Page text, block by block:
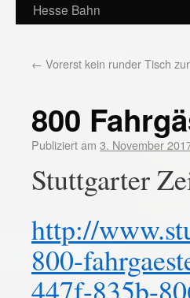
Hesse Bahn
← Vorerst kein runder Tisch
800
Publiziert am 3. November
Stuttgarter
http://
800-
447f-835b-